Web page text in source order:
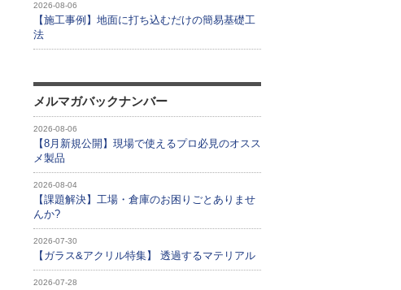
2026-08-06
【施工事例】地面に打ち込むだけの簡易基礎工
法
メルマガバックナンバー
2026-08-06
【8月新規公開】現場で使えるプロ必見のオスス
メ製品
2026-08-04
【課題解決】工場・倉庫のお困りごとありませ
んか?
2026-07-30
【ガラス&アクリル特集】 透過するマテリアル
2026-07-28